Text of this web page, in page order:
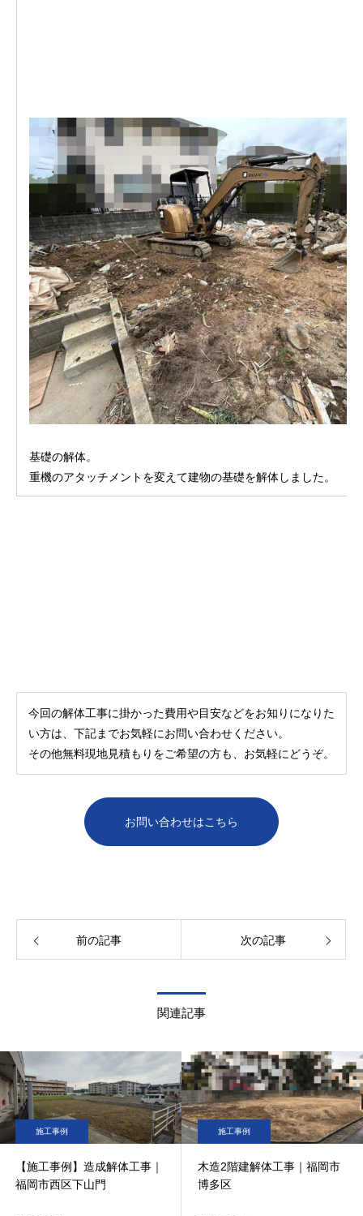
基礎の解体。
重機のアタッチメントを変えて建物の基礎を解体しました。
今回の解体工事に掛かった費用や目安などをお知りになりた
い方は、下記までお気軽にお問い合わせください。
その他無料現地見積もりをご希望の方も、お気軽にどうぞ。
お問い合わせはこちら
前の記事 次の記事
関連記事
施工事例
【施工事例】造成解体工事｜
福岡市西区下山門
施工事例
木造2階建解体工事｜福岡市
博多区